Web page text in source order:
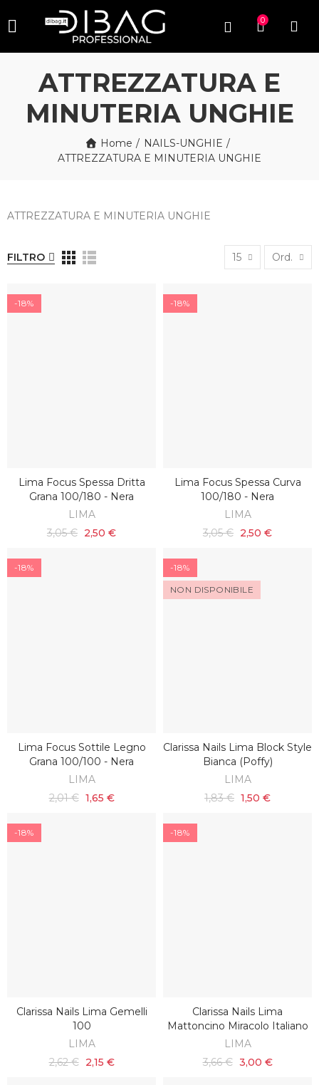
0
ATTREZZATURA E
MINUTERIA UNGHIE
Home
NAILS-UNGHIE
ATTREZZATURA E MINUTERIA UNGHIE
ATTREZZATURA E MINUTERIA UNGHIE
FILTRO 15 Ord.
-18%
AGGIUNGI AL CARRELLO
Lima Focus Spessa Dritta
Grana 100/180 - Nera
LIMA
3,05 € 2,50 €
-18%
AGGIUNGI AL CARRELLO
Lima Focus Spessa Curva
100/180 - Nera
LIMA
3,05 € 2,50 €
-18%
AGGIUNGI AL CARRELLO
Lima Focus Sottile Legno
Grana 100/100 - Nera
LIMA
2,01 € 1,65 €
-18%
NON DISPONIBILE
SCOPRI
Clarissa Nails Lima Block Style
Bianca (poffy)
LIMA
1,83 € 1,50 €
-18%
AGGIUNGI AL CARRELLO
Clarissa Nails Lima Gemelli
100
LIMA
2,62 € 2,15 €
-18%
AGGIUNGI AL CARRELLO
Clarissa Nails Lima
Mattoncino Miracolo Italiano
LIMA
3,66 € 3,00 €